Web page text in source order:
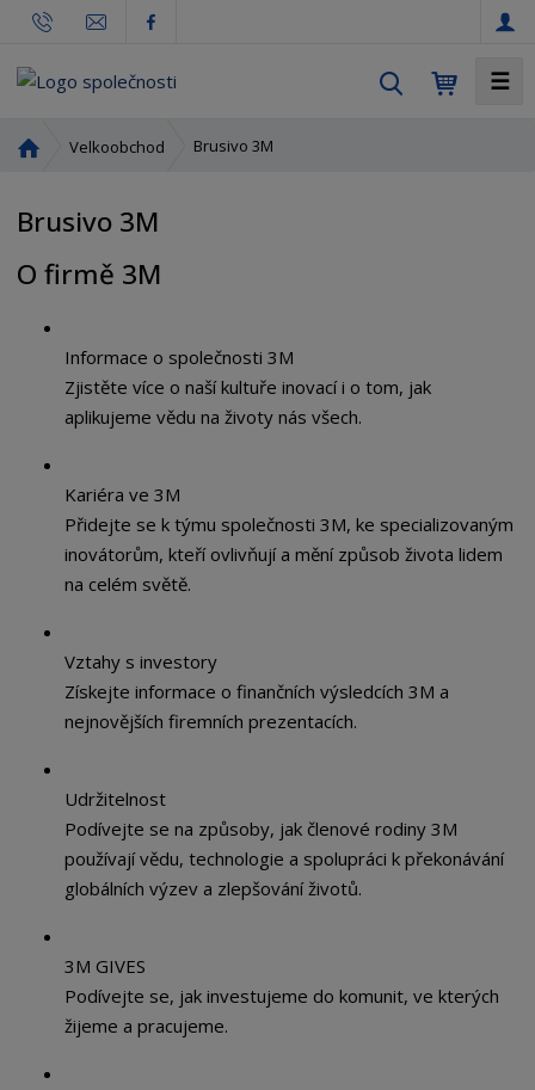
☰
d
t
Velkoobchod Brusivo 3M
Brusivo 3M
O firmě 3M
Informace o společnosti 3M
Zjistěte více o naší kultuře inovací i o tom, jak
aplikujeme vědu na životy nás všech.
Kariéra ve 3M
Přidejte se k týmu společnosti 3M, ke specializovaným
inovátorům, kteří ovlivňují a mění způsob života lidem
na celém světě.
Vztahy s investory
Získejte informace o finančních výsledcích 3M a
nejnovějších firemních prezentacích.
Udržitelnost
Podívejte se na způsoby, jak členové rodiny 3M
používají vědu, technologie a spolupráci k překonávání
globálních výzev a zlepšování životů.
3M GIVES
Podívejte se, jak investujeme do komunit, ve kterých
žijeme a pracujeme.